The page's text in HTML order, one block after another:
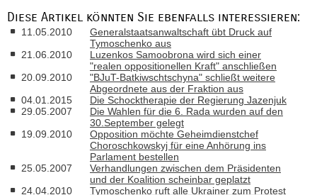
Diese Artikel könnten Sie ebenfalls interessieren:
11.05.2010
Generalstaatsanwaltschaft übt Druck auf
Tymoschenko aus
21.06.2010
Luzenkos Samoobrona wird sich einer
"realen oppositionellen Kraft" anschließen
20.09.2010
"BJuT-Batkiwschtschyna" schließt weitere
Abgeordnete aus der Fraktion aus
04.01.2015
Die Schocktherapie der Regierung Jazenjuk
29.05.2007
Die Wahlen für die 6. Rada wurden auf den
30.September gelegt
19.09.2010
Opposition möchte Geheimdienstchef
Choroschkowskyj für eine Anhörung ins
Parlament bestellen
25.05.2007
Verhandlungen zwischen dem Präsidenten
und der Koalition scheinbar geplatzt
24.04.2010
Tymoschenko ruft alle Ukrainer zum Protest